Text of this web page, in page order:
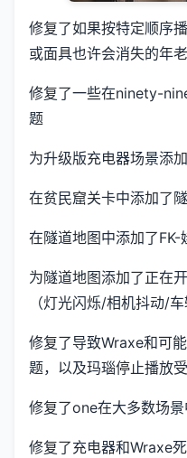
修复了如果按特定顺序
或面具也许会消失的年
修复了一些在ninety-
题
为升级版充电器场景添
在贫民窟关卡中添加了
在隧道地图中添加了
为隧道地图添加了正在
（灯光闪烁/相机抖动/车
修复了导致Wraxe和可
题，以及玛瑙停止播放
修复了one在大多数场
修复了充电器和Wraxe